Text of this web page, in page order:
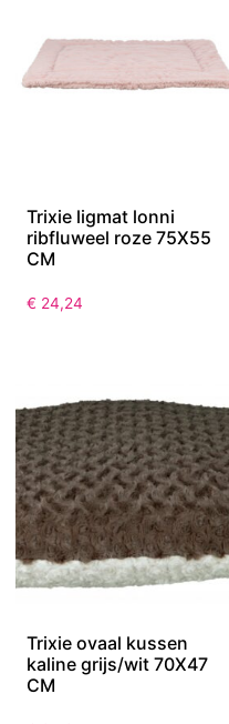
Trixie ligmat lonni
ribfluweel roze 75X55
CM
€ 24,24
Trixie ovaal kussen
kaline grijs/wit 70X47
CM